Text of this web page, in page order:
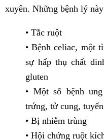
xuyên. Những bệnh lý
• Tắc ruột
• Bệnh celiac, một
sự hấp thụ chất
gluten
• Một số bệnh
trứng, tử cung,
• Bị nhiễm trùng
• Hội chứng ruột